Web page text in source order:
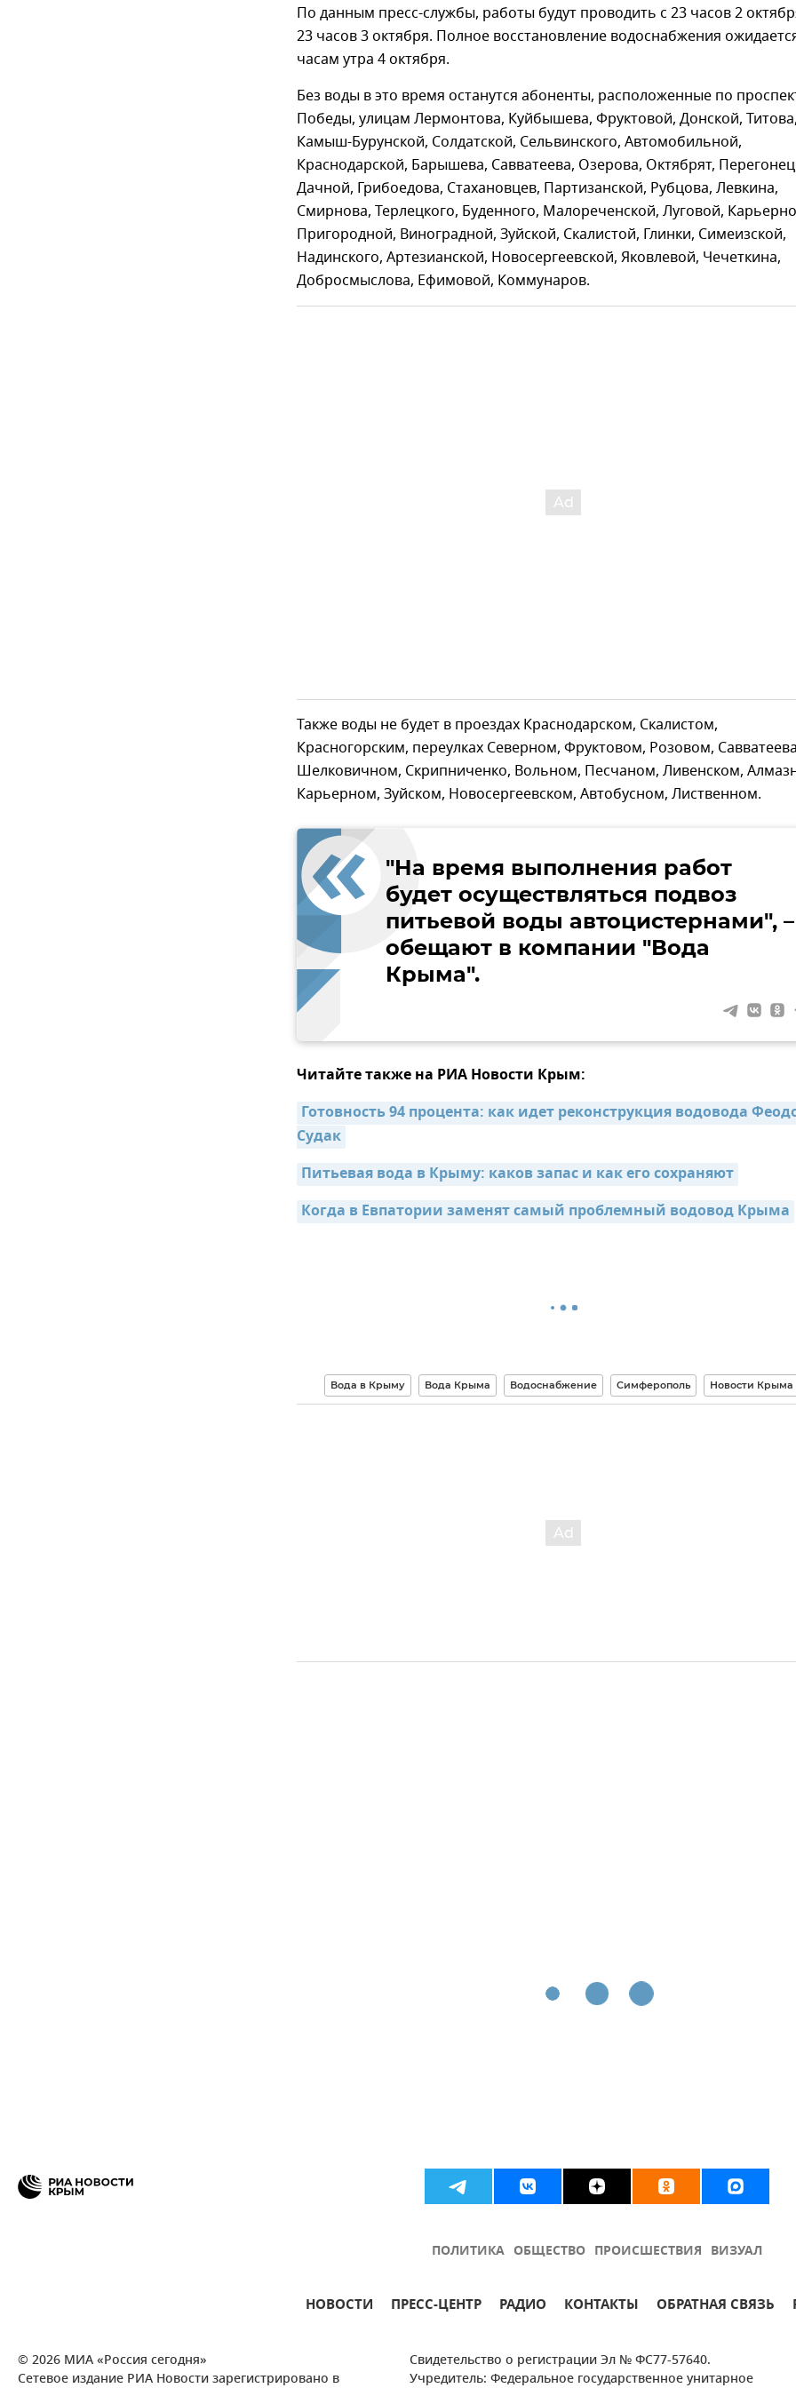
По данным пресс-службы, работы будут проводить с 23 часов 2
23 часов 3 октября. Полное восстановление водоснабжения
часам утра 4 октября.
Без воды в это время останутся абоненты, расположенные по
Победы, улицам Лермонтова, Куйбышева, Фруктовой, Донской, Титова,
Камыш-Бурунской, Солдатской, Сельвинского, Автомобильной,
Краснодарской, Барышева, Савватеева, Озерова, Октябрят,
Дачной, Грибоедова, Стахановцев, Партизанской, Рубцова, Левкина,
Смирнова, Терлецкого, Буденного, Малореченской, Луговой,
Пригородной, Виноградной, Зуйской, Скалистой, Глинки, Симеизской,
Надинского, Артезианской, Новосергеевской, Яковлевой, Чечеткина,
Добросмыслова, Ефимовой, Коммунаров.
Также воды не будет в проездах Краснодарском, Скалистом,
Красногорским, переулках Северном, Фруктовом, Розовом,
Шелковичном, Скрипниченко, Вольном, Песчаном, Ливенском,
Карьерном, Зуйском, Новосергеевском, Автобусном, Лиственном.
"На время выполнения работ
будет осуществляться подвоз
питьевой воды автоцистернами", –
обещают в компании "Вода
Крыма".
Читайте также на РИА Новости Крым:
Готовность 94 процента: как идет реконструкция водовода
Судак
Питьевая вода в Крыму: каков запас и как его сохраняют
Когда в Евпатории заменят самый проблемный водовод Крыма
Вода в Крыму Вода Крыма Водоснабжение Симферополь Новости Крыма
ПОЛИТИКА ОБЩЕСТВО ПРОИСШЕСТВИЯ ВИЗУАЛ
НОВОСТИ ПРЕСС-ЦЕНТР РАДИО КОНТАКТЫ ОБРАТНАЯ СВЯЗЬ
© 2026 МИА «Россия сегодня»
Сетевое издание РИА Новости зарегистрировано в
Свидетельство о регистрации Эл № ФС77-57640.
Учредитель: Федеральное государственное унитарное